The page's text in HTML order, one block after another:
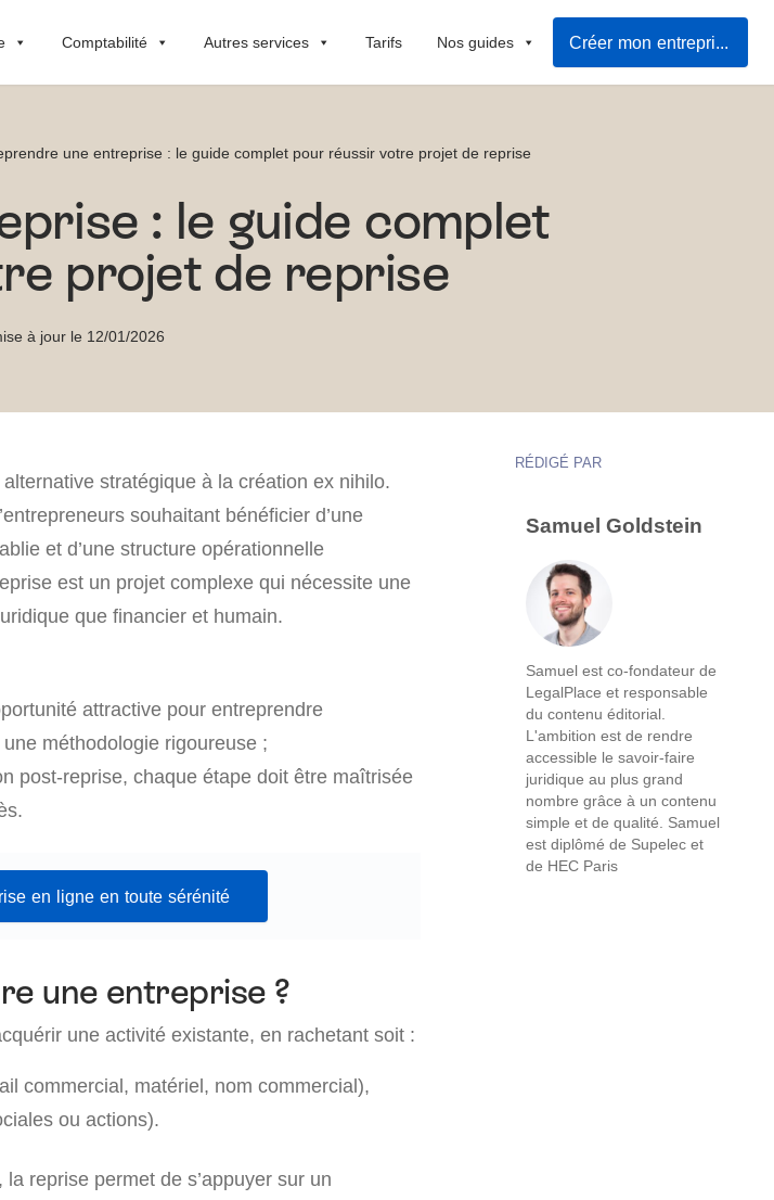
Comptabilité Autres services Tarifs Nos guides Créer mon entreprise
une entreprise : le guide complet pour réussir votre projet de reprise
: le guide complet
projet de reprise
à jour le 12/01/2026
stratégique à la création ex nihilo.
souhaitant bénéficier d’une
et d’une structure opérationnelle
est un projet complexe qui nécessite une
que financier et humain.
attractive pour entreprendre
méthodologie rigoureuse ;
post-reprise, chaque étape doit être maîtrisée
en ligne en toute sérénité
une entreprise ?
une activité existante, en rachetant soit :
commercial, matériel, nom commercial),
ou actions).
reprise permet de s’appuyer sur un
RÉDIGÉ PAR
Samuel Goldstein
Samuel est co-fondateur de
LegalPlace et responsable
du contenu éditorial.
L'ambition est de rendre
accessible le savoir-faire
juridique au plus grand
nombre grâce à un contenu
simple et de qualité. Samuel
est diplômé de Supelec et
de HEC Paris